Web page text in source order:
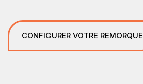
CONFIGURER VOTRE REMORQUE